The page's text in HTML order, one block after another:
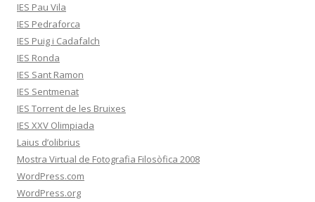
IES Pau Vila
IES Pedraforca
IES Puig i Cadafalch
IES Ronda
IES Sant Ramon
IES Sentmenat
IES Torrent de les Bruixes
IES XXV Olimpiada
Laius d’olibrius
Mostra Virtual de Fotografia Filosòfica 2008
WordPress.com
WordPress.org